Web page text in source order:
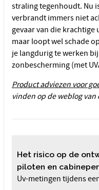
straling tegenhoudt. Nu
verbrandt immers niet
gevaar van die
maar loopt wel schade
je langdurig te werken
zonbescherming (met
Product adviezen voor
vinden op de weblog van
Het risico op de ontwikkeling van melanomen bij
piloten en
Uv-metingen tijdens